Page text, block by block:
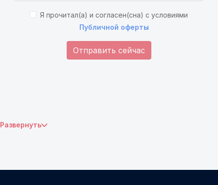
Я прочитал(а) и согласен(сна) с условиями
Публичной оферты
Отправить сейчас
Развернуть